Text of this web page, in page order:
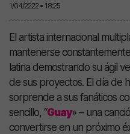
1/04/2222 • 18:25
El artista internacional
mantenerse
latina demostrando su ágil
de sus proyectos. El día de
sorprende a sus fanáticos
sencillo, “Guay» – una
convertirse en un próximo